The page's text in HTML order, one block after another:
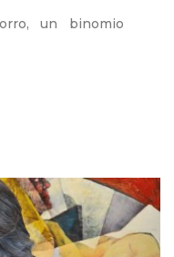
un binomio